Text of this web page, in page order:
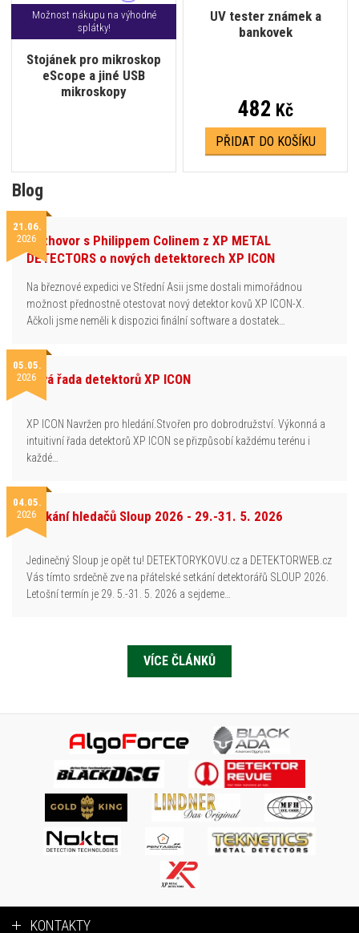
Možnost nákupu na výhodné
splátky!
Stojánek pro mikroskop
eScope a jiné USB
mikroskopy
UV tester známek a
bankovek
482 Kč
PŘIDAT DO KOŠÍKU
Blog
21.06.
2026Rozhovor s Philippem Colinem z XP METAL
DETECTORS o nových detektorech XP ICON
Na březnové expedici ve Střední Asii jsme dostali mimořádnou
možnost přednostně otestovat nový detektor kovů XP ICON-X.
Ačkoli jsme neměli k dispozici finální software a dostatek…
05.05.
2026Nová řada detektorů XP ICON
XP ICON Navržen pro hledání.Stvořen pro dobrodružství. Výkonná a
intuitivní řada detektorů XP ICON se přizpůsobí každému terénu i
každé…
04.05.
2026Setkání hledačů Sloup 2026 - 29.-31. 5. 2026
Jedinečný Sloup je opět tu! DETEKTORYKOVU.cz a DETEKTORWEB.cz
Vás tímto srdečně zve na přátelské setkání detektorářů SLOUP 2026.
Letošní termín je 29. 5.-31. 5. 2026 a sejdeme…
VÍCE ČLÁNKŮ
KONTAKTY